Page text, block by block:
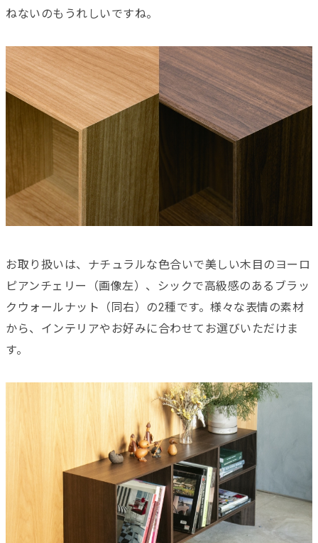
ねないのもうれしいですね。
お取り扱いは、ナチュラルな色合いで美しい木目のヨーロ
ピアンチェリー（画像左）、シックで高級感のあるブラッ
クウォールナット（同右）の2種です。様々な表情の素材
から、インテリアやお好みに合わせてお選びいただけま
す。